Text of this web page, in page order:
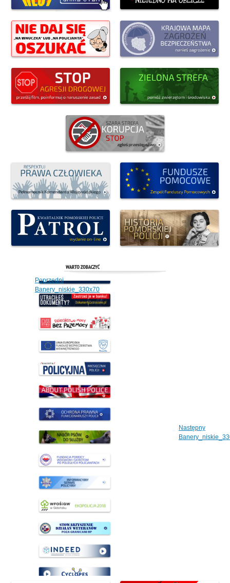
Poprzedni
Banery_niskie_330x70
Następny